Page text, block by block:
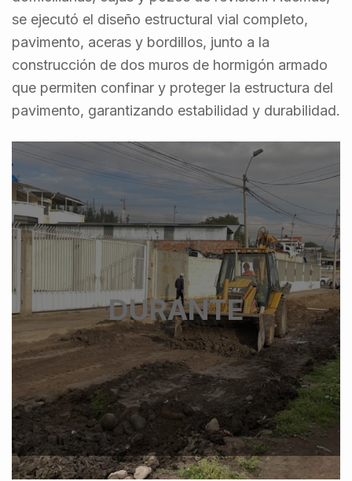
se ejecutó el diseño estructural vial completo,
pavimento, aceras y bordillos, junto a la
construcción de dos muros de hormigón armado
que permiten confinar y proteger la estructura del
pavimento, garantizando estabilidad y durabilidad.
DURANTE